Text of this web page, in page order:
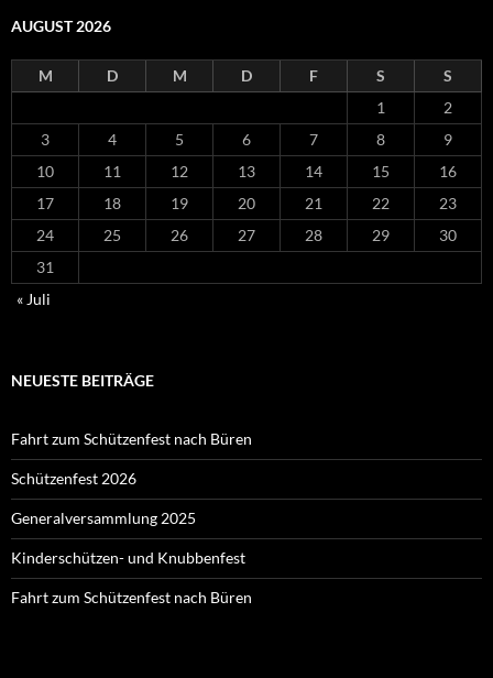
AUGUST 2026
M D M D F S
S
1
2
3
4 5 6 7 8
9
10
11 12 13 14 15
16
17
18 19 20 21 22
23
24
25 26 27 28 29
30
31
« Juli
NEUESTE BEITRÄGE
Fahrt zum Schützenfest nach Büren
Schützenfest 2026
Generalversammlung 2025
Kinderschützen- und Knubbenfest
Fahrt zum Schützenfest nach Büren